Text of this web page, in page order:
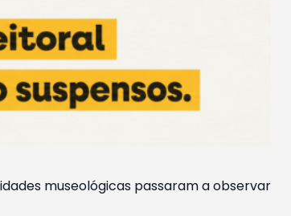
museológicas passaram a observar